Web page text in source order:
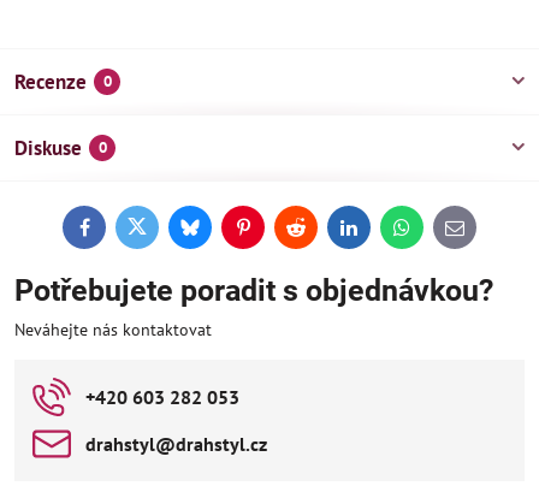
Recenze 0
Diskuse 0
FacebookTwitterBlueskyPinterestReddit LinkedInWhatsApp
E-
mail
Potřebujete poradit s objednávkou?
Neváhejte nás kontaktovat
+420 603 282 053
drahstyl​@drahstyl​.cz